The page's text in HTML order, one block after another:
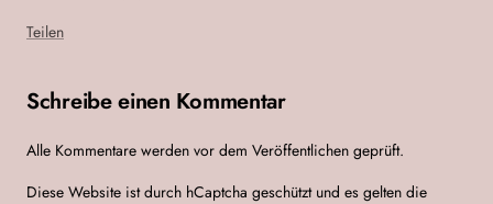
Teilen
Schreibe einen Kommentar
Alle Kommentare werden vor dem Veröffentlichen geprüft.
Diese Website ist durch hCaptcha geschützt und es gelten die